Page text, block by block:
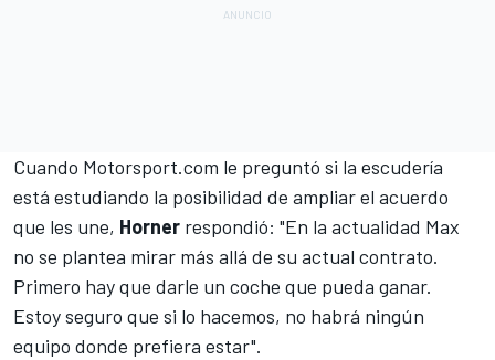
Cuando Motorsport.com le preguntó si la escudería
está estudiando la posibilidad de ampliar el acuerdo
que les une, Horner respondió: "En la actualidad Max
no se plantea mirar más allá de su actual contrato.
Primero hay que darle un coche que pueda ganar.
Estoy seguro que si lo hacemos, no habrá ningún
equipo donde prefiera estar".